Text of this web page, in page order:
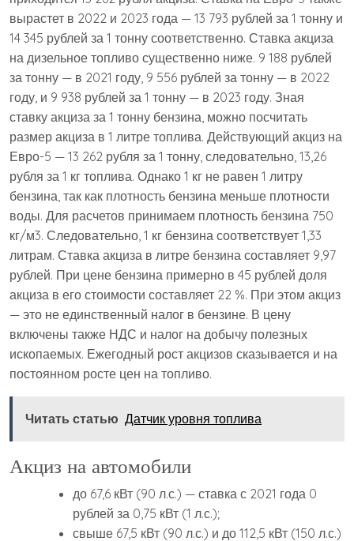
вырастет в 2022 и 2023 года — 13 793 рублей за 1 тонну и
14 345 рублей за 1 тонну соответственно. Ставка акциза
на дизельное топливо существенно ниже. 9 188 рублей
за тонну — в 2021 году, 9 556 рублей за тонну — в 2022
году, и 9 938 рублей за 1 тонну — в 2023 году. Зная
ставку акциза за 1 тонну бензина, можно посчитать
размер акциза в 1 литре топлива. Действующий акциз на
Евро-5 — 13 262 рубля за 1 тонну, следовательно, 13,26
рубля за 1 кг топлива. Однако 1 кг не равен 1 литру
бензина, так как плотность бензина меньше плотности
воды. Для расчетов принимаем плотность бензина 750
кг/м3. Следовательно, 1 кг бензина соответствует 1,33
литрам. Ставка акциза в литре бензина составляет 9,97
рублей. При цене бензина примерно в 45 рублей доля
акциза в его стоимости составляет 22 %. При этом акциз
— это не единственный налог в бензине. В цену
включены также НДС и налог на добычу полезных
ископаемых. Ежегодный рост акцизов сказывается и на
постоянном росте цен на топливо.
Читать статью Датчик уровня топлива
Акциз на автомобили
до 67,6 кВт (90 л.с.) — ставка с 2021 года 0
рублей за 0,75 кВт (1 л.с.);
свыше 67,5 кВт (90 л.с.) и до 112,5 кВт (150 л.с.)